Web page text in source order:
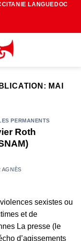
LANGUEDOC
MAI
PERMANENTS
Roth
AGNÈS
sexistes ou
et de
La presse (le
d’agissements